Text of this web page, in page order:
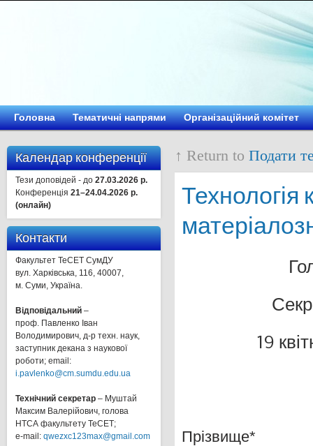
Головна Тематичні напрями Організаційний комітет
Календар конференції
Тези доповідей - до 27.03.2026 р.
Конференція 21–24.04.2026 р.
(онлайн)
Контакти
Факультет ТеСЕТ СумДУ
вул. Харківська, 116, 40007,
м. Суми, Україна.
Відповідальний –
проф. Павленко Іван
Володимирович, д-р техн. наук,
заступник декана з наукової
роботи; email:
i.pavlenko@cm.sumdu.edu.ua
Технічний секретар – Муштай
Максим Валерійович, голова
НТСА факультету ТеСЕТ;
e-mail: qwezxc123max@gmail.com
↑ Return to Подати
Технологія
19
Прізвище*